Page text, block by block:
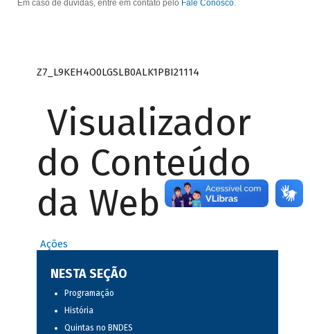
Em caso de dúvidas, entre em contato pelo Fale Conosco.
Z7_L9KEH4O0LGSLB0ALK1PBI21114
Visualizador
do Conteúdo
da Web
Ações
NESTA SEÇÃO
Programação
História
Quintas no BNDES